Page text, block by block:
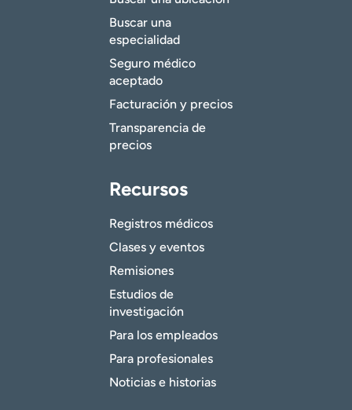
Buscar una
especialidad
Seguro médico
aceptado
Facturación y precios
Transparencia de
precios
Recursos
Registros médicos
Clases y eventos
Remisiones
Estudios de
investigación
Para los empleados
Para profesionales
Noticias e historias